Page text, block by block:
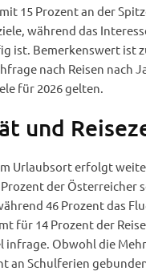
15 Prozent an der
während das
ist. Bemerkenswert ist
nach Reisen nach
für 2026 gelten.
und
Urlaubsort erfolgt
der Österreicher
46 Prozent das
für 14 Prozent der
infrage. Obwohl die
an Schulferien